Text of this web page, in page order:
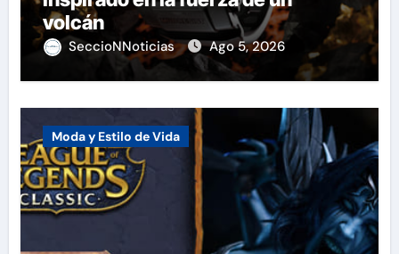
volcán
SeccioNNoticias Ago 5, 2026
Moda y Estilo de Vida